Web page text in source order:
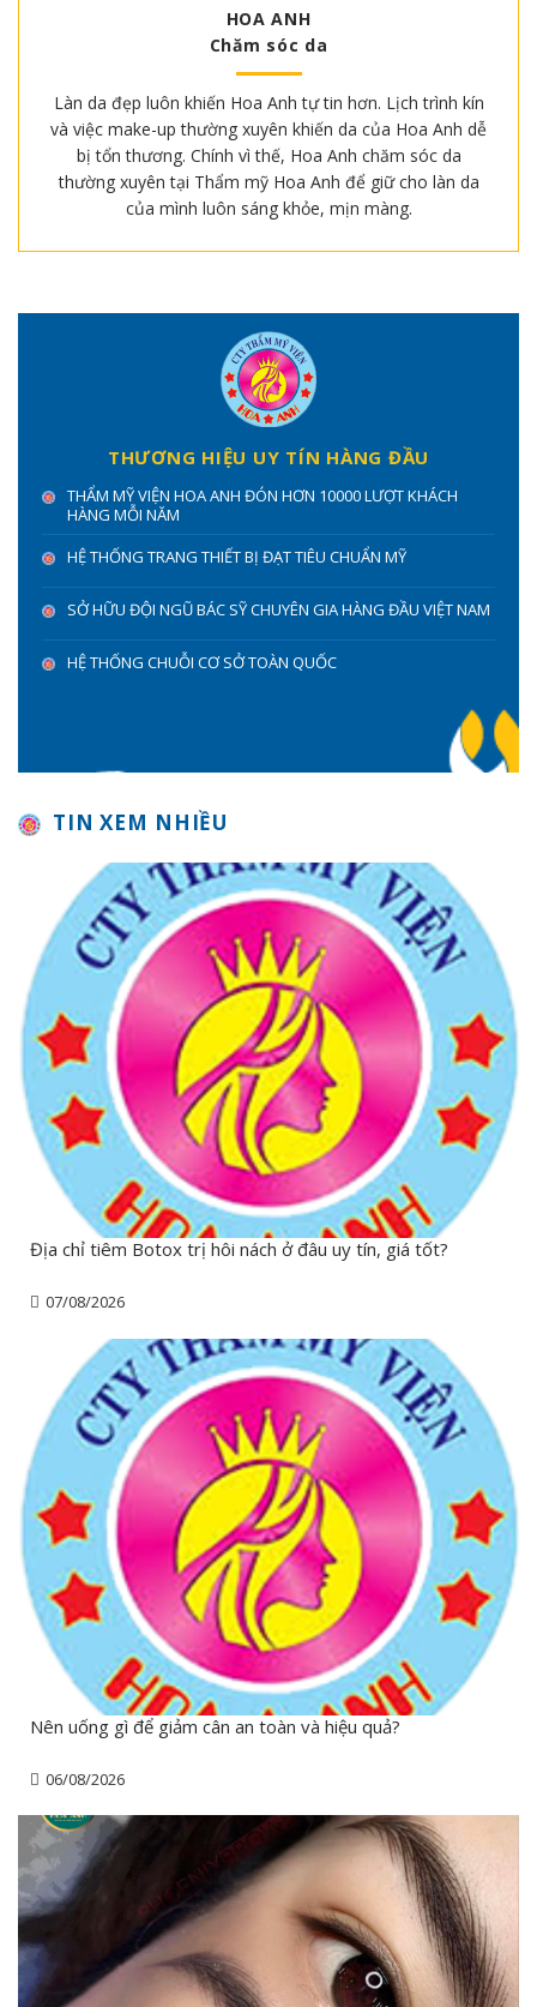
HOA ANH
Chăm sóc da
Làn da đẹp luôn khiến Hoa Anh tự tin hơn. Lịch trình kín
và việc make-up thường xuyên khiến da của Hoa Anh dễ
bị tổn thương. Chính vì thế, Hoa Anh chăm sóc da
thường xuyên tại Thẩm mỹ Hoa Anh để giữ cho làn da
của mình luôn sáng khỏe, mịn màng.
THƯƠNG HIỆU UY TÍN HÀNG ĐẦU
THẨM MỸ VIỆN HOA ANH ĐÓN HƠN 10000 LƯỢT KHÁCH
HÀNG MỖI NĂM
HỆ THỐNG TRANG THIẾT BỊ ĐẠT TIÊU CHUẨN MỸ
SỞ HỮU ĐỘI NGŨ BÁC SỸ CHUYÊN GIA HÀNG ĐẦU VIỆT NAM
HỆ THỐNG CHUỖI CƠ SỞ TOÀN QUỐC
TIN XEM NHIỀU
Địa chỉ tiêm Botox trị hôi nách ở đâu uy tín, giá tốt?
07/08/2026
Nên uống gì để giảm cân an toàn và hiệu quả?
06/08/2026